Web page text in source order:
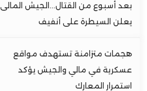
بعد أسبوع من القتال...الجيش المالى
يعلن السيطرة على أنفيف
هجمات متزامنة تستهدف مواقع
عسكرية في مالي والجيش يؤكد
استمرار المعارك